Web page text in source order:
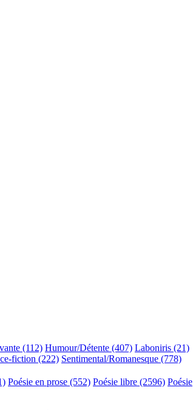
(112) Humour/Détente (407) Laboniris (21)
fiction (222) Sentimental/Romanesque (778)
Poésie en prose (552) Poésie libre (2596) Poésie